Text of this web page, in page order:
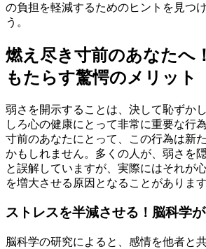
の負担を軽減するためのヒントを見つ
う。
燃え尽き寸前のあなたへ
もたらす驚愕のメリット
弱さを開示することは、決して恥ずか
しろ心の健康にとって非常に重要な行
寸前のあなたにとって、この行為は新
かもしれません。多くの人が、弱さを
と誤解していますが、実際にはそれが
を増大させる原因となることがあります
ストレスを半減させる！脳科学
脳科学の研究によると、感情を他者と